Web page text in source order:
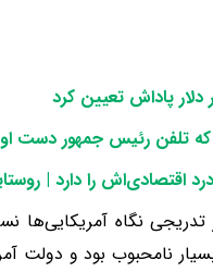
دلار پاداش تعیین کرد
که تلفن رئیس جمهور دست
اقتصادی‌اش را دارد |
نگاه آمریکایی‌ها
نامحبوب بود و دولت